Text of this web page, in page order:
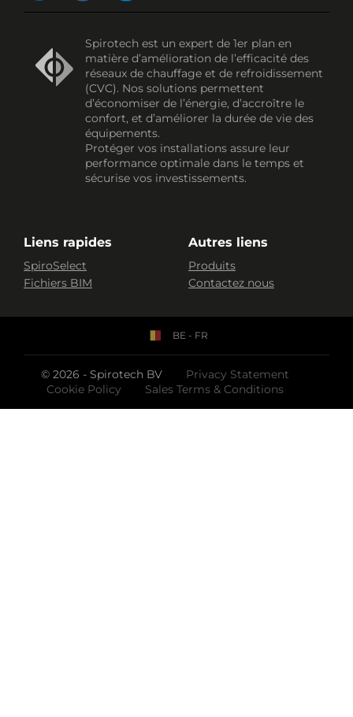
Spirotech est un expert de 1er plan en
matière d’amélioration de l’efficacité des
réseaux de chauffage et de refroidissement
(CVC). Nos solutions permettent
d’économiser de l’énergie, d’accroître le
confort, et d’améliorer la durée de vie des
équipements.
Protéger vos installations assure leur
performance optimale dans le temps et
sécurise vos investissements.
Liens rapides
SpiroSelect
Fichiers BIM
Autres liens
Produits
Contactez nous
© 2026 - Spirotech BV
Privacy Statement
Cookie Policy
Sales Terms & Conditions
BE - FR